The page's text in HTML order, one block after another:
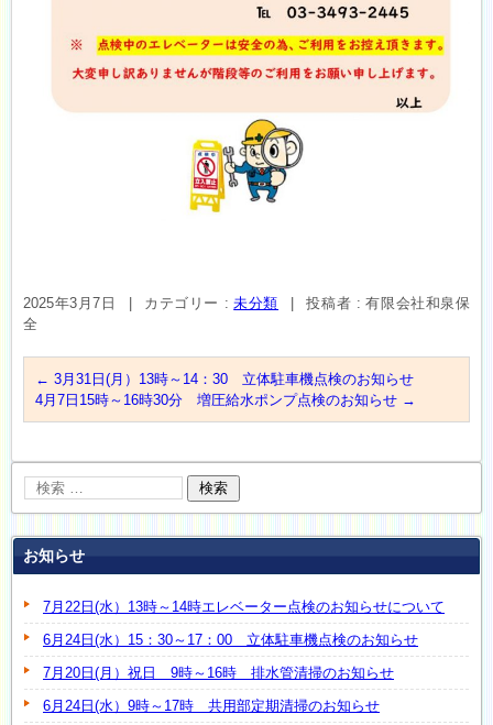
2025年3月7日 カテゴリー :未分類
投稿者 : 有限会社和泉保
全
← 3月31日(月）13時～14：30 立体駐車機点検のお知らせ
4月7日15時～16時30分 増圧給水ポンプ点検のお知らせ →
お知らせ
7月22日(水）13時～14時エレベーター点検のお知らせについて
6月24日(水）15：30～17：00 立体駐車機点検のお知らせ
7月20日(月）祝日 9時～16時 排水管清掃のお知らせ
6月24日(水）9時～17時 共用部定期清掃のお知らせ